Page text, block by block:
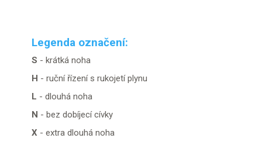
Legenda označení:
S - krátká noha
H - ruční řízení s rukojetí plynu
L - dlouhá noha
N - bez dobíjecí cívky
X - extra dlouhá noha